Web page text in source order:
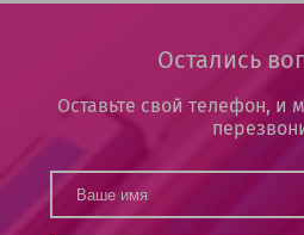
Остались
Оставьте свой телефон, и